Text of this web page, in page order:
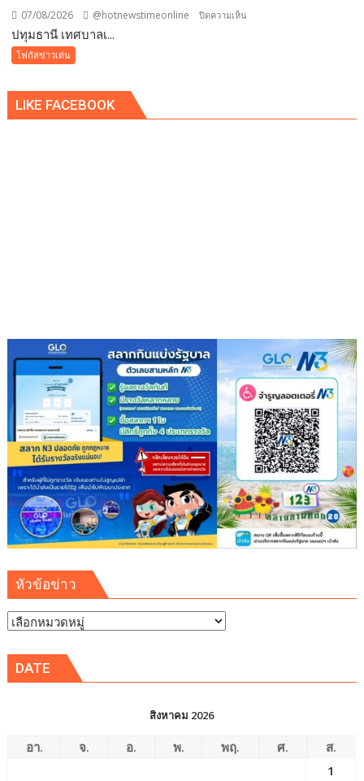
07/08/2026 @hotnewstimeonline ปิดความเห็น
ทอด
ปทุมธานี เทศบาลเ...
โฟกัสข่าวเด่น
LIKE FACEBOOK
หัวข้อข่าว
หัวข้อ
DATE
สิงหาคม 2026
อา. จ. อ. พ. พฤ. ศ.
ส.
1